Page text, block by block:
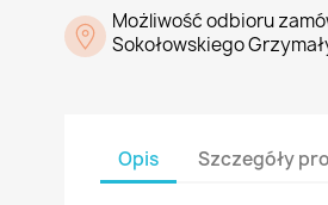
Możliwość odbioru
Sokołowskiego
Opis Szczegóły